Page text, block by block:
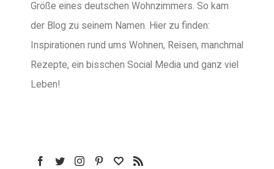
Größe eines deutschen Wohnzimmers. So kam
der Blog zu seinem Namen. Hier zu finden:
Inspirationen rund ums Wohnen, Reisen, manchmal
Rezepte, ein bisschen Social Media und ganz viel
Leben!